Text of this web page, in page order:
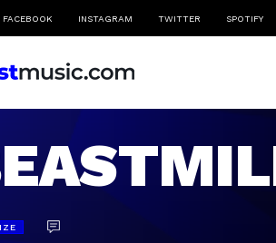
FACEBOOK INSTAGRAM TWITTER SPOTIFY